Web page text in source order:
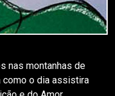
nas montanhas de
como o dia assistira